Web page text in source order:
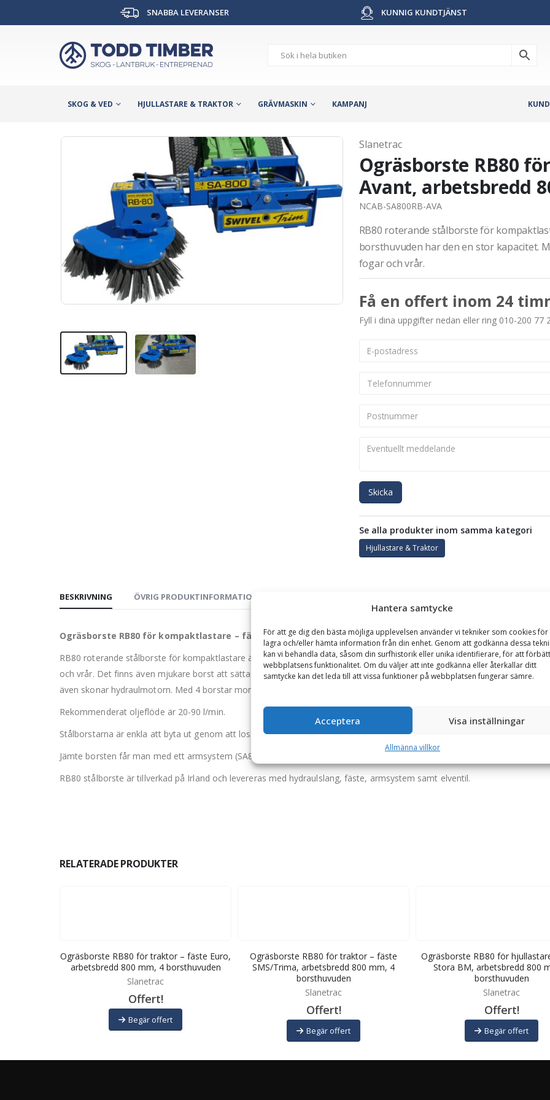
Hantera samtycke
För att ge dig den bästa möjliga upplevelsen använder vi tekniker som cookies
lagra och/eller hämta information från din enhet. Genom att godkänna dessa
kan vi behandla data, såsom din surfhistorik eller unika identifierare, för att
webbplatsens funktionalitet. Om du väljer att inte godkänna eller återkallar ditt
samtycke kan det leda till att vissa funktioner på webbplatsen fungerar sämre.
Acceptera Visa inställningar
Allmänna villkor
SNABBA LEVERANSER KUNNIG KUNDTJÄNST
SKOG & VED HJULLASTARE & TRAKTOR GRÄVMASKIN KAMPANJ
Slanetrac
Ogräsborste RB80
Avant, arbetsbredd
NCAB-SA800RB-AVA
RB80 roterande stålborste för
borsthuvuden har den en stor kapacitet.
fogar och vrår.
Få en offert inom 24
Fyll i dina uppgifter nedan eller ring 010-200 77
Skicka
Se alla produkter inom samma kategori
Hjullastare & Traktor
BESKRIVNING ÖVRIG PRODUKTINFORMATION
Ogräsborste RB80 för kompaktlastare – fäste Avant, arbetsbredd 800 mm, 4 borsthuvuden
RB80 roterande stålborste för kompaktlastare är ogräsets skräck! Med sina 4 borsthuvuden har den en stor kapacitet.
och vrår. Det finns även mjukare borst att sätta dit. Tack vare växellådan som sitter mellan hydraulmotorn och
även skonar hydraulmotorn. Med 4 borstar monterat har man en arbetsbredd på 800 mm.
Rekommenderat oljeflöde är 20-90 l/min.
Stålborstarna är enkla att byta ut genom att lossa på de lättåtkomliga bultarna.
Jämte borsten får man med ett armsystem (SA800) som enkelt kopplas på maskinen. Armsystemet har en arm som
RB80 stålborste är tillverkad på Irland och levereras med hydraulslang, fäste, armsystem samt elventil.
RELATERADE PRODUKTER
Ogräsborste RB80 för traktor – fäste Euro,
arbetsbredd 800 mm, 4 borsthuvuden
Slanetrac
Offert!
Begär offert
Ogräsborste RB80 för traktor – fäste
SMS/Trima, arbetsbredd 800 mm, 4
borsthuvuden
Slanetrac
Offert!
Begär offert
Ogräsborste RB80 för
Stora BM, arbetsbredd 800
borsthuvuden
Slanetrac
Offert!
Begär offert